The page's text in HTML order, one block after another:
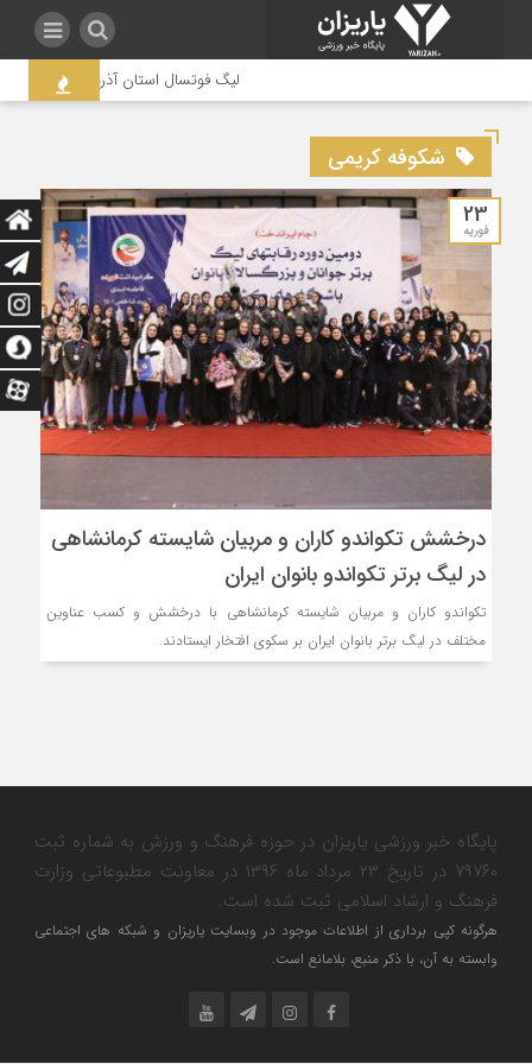
لیگ فوتسال استان آذربایجان غربی
شکوفه کریمی
23
فوریه
درخشش تکواندو کاران و مربیان شایسته کرمانشاهی
در لیگ برتر تکواندو بانوان ایران
تکواندو کاران و مربیان شایسته کرمانشاهی با درخشش و کسب عناوین
مختلف در لیگ برتر بانوان ایران بر سکوی افتخار ایستادند.
پایگاه خبر ورزشی یاریزان در حوزه فرهنگ و ورزش به شماره ثبت
۷۹۷۶۰ در تاریخ ۲۳ مرداد ماه ۱۳۹۶ در معاونت مطبوعاتی وزارت
فرهنگ و ارشاد اسلامی ثبت شده است.
هرگونه کپی برداری از اطلاعات موجود در وبسایت یاریزان و شبکه های اجتماعی
وابسته به آن، با ذکر منبع، بلامانع است.